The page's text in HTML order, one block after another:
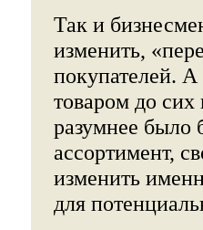
Так и
изменить,
покупателей. А
товаром до сих
разумнее было
ассортимент,
изменить
для